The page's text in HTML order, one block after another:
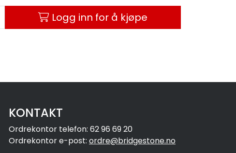
Logg inn for å kjøpe
KONTAKT
Ordrekontor telefon: 62 96 69 20
Ordrekontor e-post: ordre@bridgestone.no